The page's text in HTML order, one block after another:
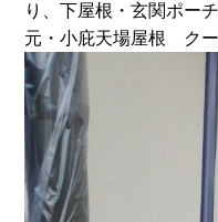
り、下屋根・玄関ポー
元・小庇天場屋根 クー